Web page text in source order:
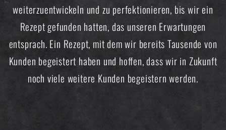
weiterzuentwickeln und zu perfektionieren, bis wir ein
Rezept gefunden hatten, das unseren Erwartungen
entsprach. Ein Rezept, mit dem wir bereits Tausende von
Kunden begeistert haben und hoffen, dass wir in Zukunft
noch viele weitere Kunden begeistern werden.